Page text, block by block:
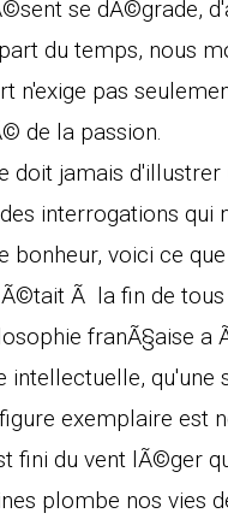
se dÃ©grade,
du temps, nous
n'exige pas
de la passion.
doit jamais
interrogations qui
bonheur, voici ce
Ã la fin de tous
franÃ§aise
intellectuelle,
exemplaire est
fini du vent lÃ©ger
plombe nos vies